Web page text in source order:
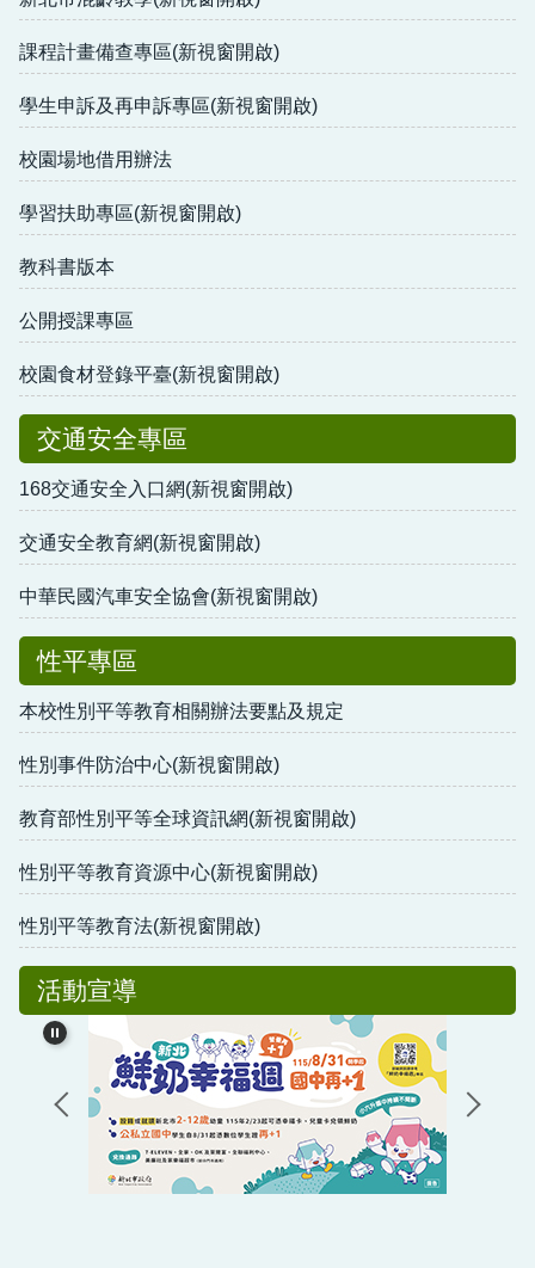
課程計畫備查專區(新視窗開啟)
學生申訴及再申訴專區(新視窗開啟)
校園場地借用辦法
學習扶助專區(新視窗開啟)
教科書版本
公開授課專區
校園食材登錄平臺(新視窗開啟)
交通安全專區
168交通安全入口網(新視窗開啟)
交通安全教育網(新視窗開啟)
中華民國汽車安全協會(新視窗開啟)
性平專區
本校性別平等教育相關辦法要點及規定
性別事件防治中心(新視窗開啟)
教育部性別平等全球資訊網(新視窗開啟)
性別平等教育資源中心(新視窗開啟)
性別平等教育法(新視窗開啟)
活動宣導